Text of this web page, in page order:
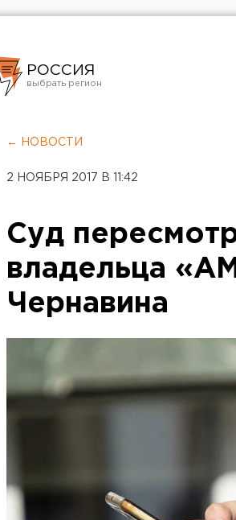
РОССИЯ
Челябинск
← НОВОСТИ
2 НОЯБРЯ 2017 В 11:42
Суд
владельца
Чернавина